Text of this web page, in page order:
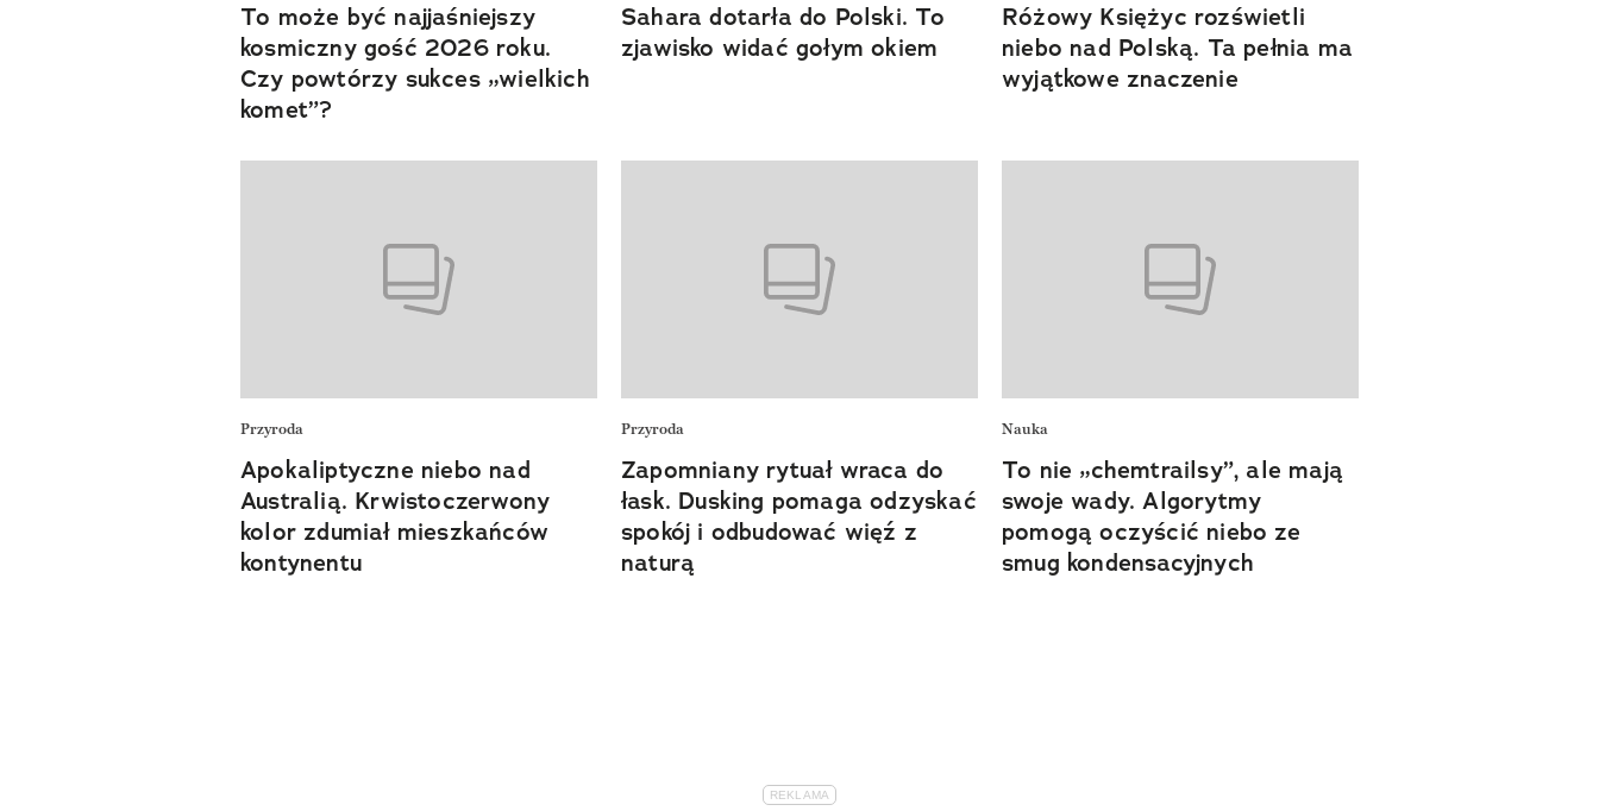
To może być najjaśniejszy
kosmiczny gość 2026 roku.
Czy powtórzy sukces „wielkich
komet”?
Sahara dotarła do Polski. To
zjawisko widać gołym okiem
Różowy Księżyc rozświetli
niebo nad Polską. Ta pełnia ma
wyjątkowe znaczenie
Przyroda
Apokaliptyczne niebo nad
Australią. Krwistoczerwony
kolor zdumiał mieszkańców
kontynentu
Przyroda
Zapomniany rytuał wraca do
łask. Dusking pomaga odzyskać
spokój i odbudować więź z
naturą
Nauka
To nie „chemtrailsy”, ale mają
swoje wady. Algorytmy
pomogą oczyścić niebo ze
smug kondensacyjnych